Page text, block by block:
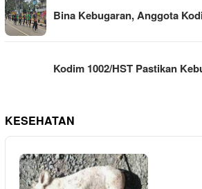
Bina Kebugaran, Anggota
Kodim 1002/HST Pastikan
KESEHATAN